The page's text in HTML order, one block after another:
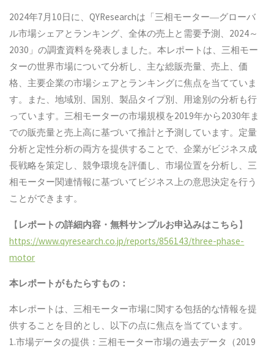
2024年7月10日に、QYResearchは「三相モーター―グローバ
ル市場シェアとランキング、全体の売上と需要予測、2024～
2030」の調査資料を発表しました。本レポートは、三相モー
ターの世界市場について分析し、主な総販売量、売上、価
格、主要企業の市場シェアとランキングに焦点を当てていま
す。また、地域別、国別、製品タイプ別、用途別の分析も行
っています。三相モーターの市場規模を2019年から2030年ま
での販売量と売上高に基づいて推計と予測しています。定量
分析と定性分析の両方を提供することで、企業がビジネス成
長戦略を策定し、競争環境を評価し、市場位置を分析し、三
相モーター関連情報に基づいてビジネス上の意思決定を行う
ことができます。
【 レポートの詳細内容・無料サンプルお申込みはこちら】
https://www.qyresearch.co.jp/reports/856143/three-phase-
motor
本レポートがもたらすもの：
本レポートは、三相モーター市場に関する包括的な情報を提
供することを目的とし、以下の点に焦点を当てています。
1.市場データの提供：三相モーター市場の過去データ（2019